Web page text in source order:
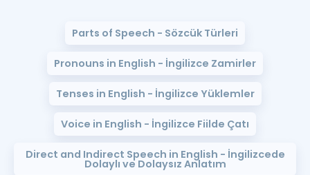
Parts of Speech - Sözcük Türleri
Pronouns in English - İngilizce Zamirler
Tenses in English - İngilizce Yüklemler
Voice in English - İngilizce Fiilde Çatı
Direct and Indirect Speech in English - İngilizcede
Dolaylı ve Dolaysız Anlatım